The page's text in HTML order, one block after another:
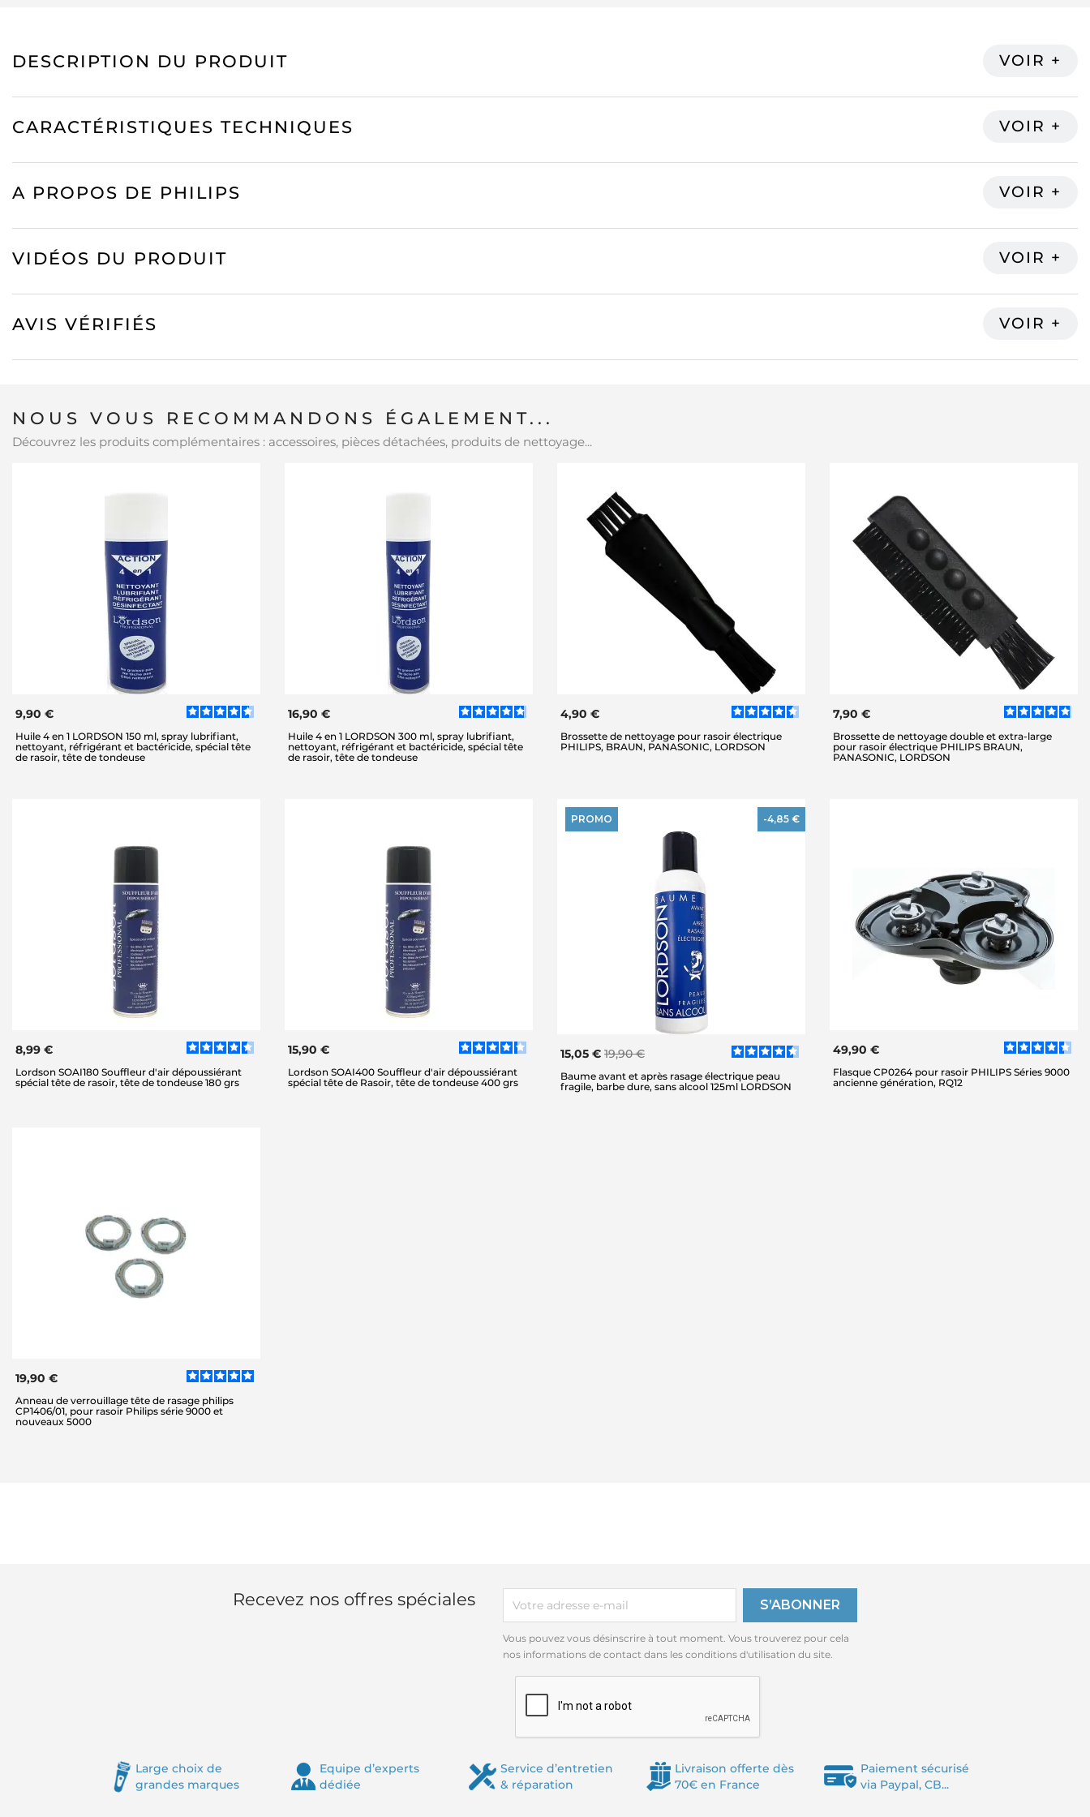
DESCRIPTION DU PRODUIT
CARACTÉRISTIQUES TECHNIQUES
A PROPOS DE PHILIPS
VIDÉOS DU PRODUIT
AVIS VÉRIFIÉS
NOUS VOUS RECOMMANDONS ÉGALEMENT...
Découvrez les produits complémentaires : accessoires, pièces détachées, produits de nettoyage...
9,90 €
Huile 4 en 1 LORDSON 150 ml, spray lubrifiant,
nettoyant, réfrigérant et bactéricide, spécial tête
de rasoir, tête de tondeuse
16,90 €
Huile 4 en 1 LORDSON 300 ml, spray lubrifiant,
nettoyant, réfrigérant et bactéricide, spécial tête
de rasoir, tête de tondeuse
4,90 €
Brossette de nettoyage pour rasoir électrique
PHILIPS, BRAUN, PANASONIC, LORDSON
7,90 €
Brossette de nettoyage double et extra-large
pour rasoir électrique PHILIPS BRAUN,
PANASONIC, LORDSON
8,99 €
Lordson SOAI180 Souffleur d'air dépoussiérant
spécial tête de rasoir, tête de tondeuse 180 grs
15,90 €
Lordson SOAI400 Souffleur d'air dépoussiérant
spécial tête de Rasoir, tête de tondeuse 400 grs
PROMO -4,85 €
15,05 € 19,90 €
Baume avant et après rasage électrique peau
fragile, barbe dure, sans alcool 125ml LORDSON
49,90 €
Flasque CP0264 pour rasoir PHILIPS Séries 9000
ancienne génération, RQ12
19,90 €
Anneau de verrouillage tête de rasage philips
CP1406/01, pour rasoir Philips série 9000 et
nouveaux 5000
Recevez nos offres spéciales
Vous pouvez vous désinscrire à tout moment. Vous trouverez pour cela
nos informations de contact dans les conditions d'utilisation du site.
Large choix de
grandes marques
Equipe d’experts
dédiée
Service d’entretien
& réparation
Livraison offerte dès
70€ en France
Paiement sécurisé
via Paypal, CB...